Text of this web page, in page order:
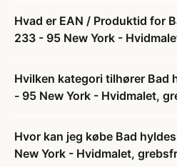
Hvad er EAN / Produktid for
233 - 95 New York -
Hvilken kategori tilhører Bad
- 95 New York - Hvidmalet,
Hvor kan jeg købe Bad
New York - Hvidmalet,